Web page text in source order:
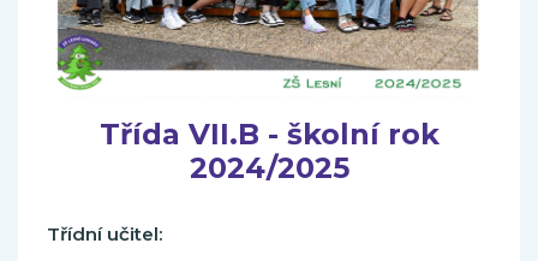
Třída VII.B - školní rok
2024/2025
Třídní učitel: